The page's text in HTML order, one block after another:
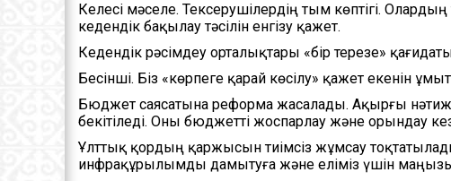
Келесі мәселе. Тексерушілердің тым көптігі. Олардың
кедендік бақылау тәсілін енгізу қажет.
Кедендік рәсімдеу орталықтары «бір терезе»
Бесінші. Біз «көрпеге қарай көсілу» қажет екенін
Бюджет саясатына реформа жасалады. Ақырғы
бекітіледі. Оны бюджетті жоспарлау және орындау
Ұлттық қордың қаржысын тиімсіз жұмсау
инфрақұрылымды дамытуға және еліміз үшін